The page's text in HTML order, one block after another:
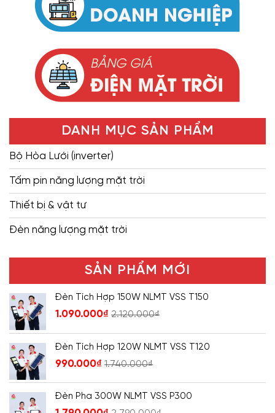
DANH MỤC SẢN PHẨM
Bộ Hòa Lưới (inverter)
Tấm pin năng lượng mặt trời
Thiết bị & vật tư
Đèn năng lượng mặt trời
SẢN PHẨM MỚI
Đèn Tích Hợp 150W NLMT VSS T150
1.090.000₫ 2.120.000₫
Đèn Tích Hợp 120W NLMT VSS T120
990.000₫ 1.740.000₫
Đèn Pha 300W NLMT VSS P300